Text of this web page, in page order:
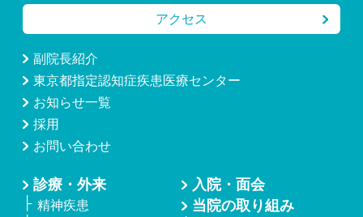
アクセス
副院長紹介
東京都指定認知症疾患医療センター
お知らせ一覧
採用
お問い合わせ
診療・外来
精神疾患
入院・面会
当院の取り組み